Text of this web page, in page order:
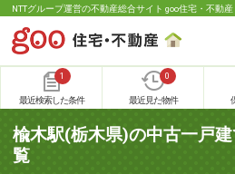
NTTグループ運営の不動産総合サイト goo住宅・不動産
1
最近検索した条件
0
最近見た物件
楡木駅(栃木県)の中古一戸
覧